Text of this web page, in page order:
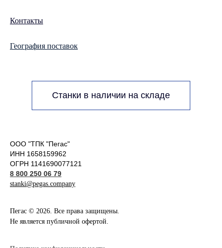
Контакты
География поставок
Станки в наличии на складе
ООО "ТПК "Пегас"
ИНН 1658159962
ОГРН 1141690077121
8 800 250 06 79
stanki@pegas.company
Пегас © 2026. Все права защищены.
Не является публичной офертой.